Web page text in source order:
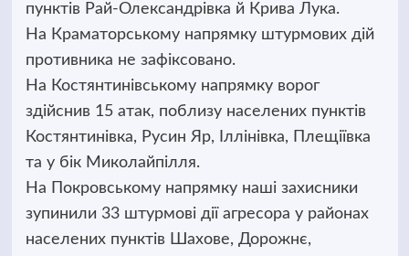
пунктів Рай-Олександрівка й Крива Лука.
На Краматорському напрямку штурмових дій
противника не зафіксовано.
На Костянтинівському напрямку ворог
здійснив 15 атак, поблизу населених пунктів
Костянтинівка, Русин Яр, Іллінівка, Плещіївка
та у бік Миколайпілля.
На Покровському напрямку наші захисники
зупинили 33 штурмові дії агресора у районах
населених пунктів Шахове, Дорожнє,